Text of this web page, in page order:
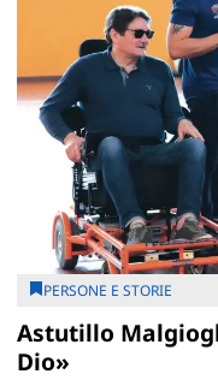
PERSONE E STORIE
Astutillo
Dio»